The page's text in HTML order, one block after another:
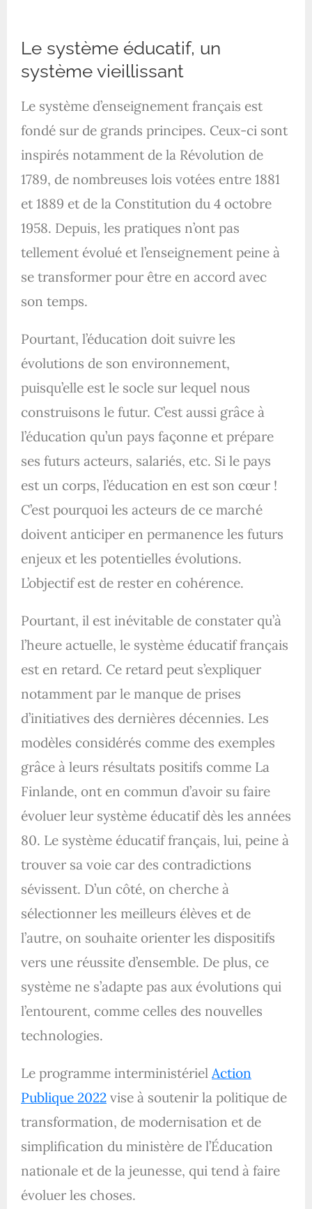
Le système éducatif, un
système vieillissant
Le système d’enseignement français est
fondé sur de grands principes. Ceux-ci sont
inspirés notamment de la Révolution de
1789, de nombreuses lois votées entre 1881
et 1889 et de la Constitution du 4 octobre
1958. Depuis, les pratiques n’ont pas
tellement évolué et l’enseignement peine à
se transformer pour être en accord avec
son temps.
Pourtant, l’éducation doit suivre les
évolutions de son environnement,
puisqu’elle est le socle sur lequel nous
construisons le futur. C’est aussi grâce à
l’éducation qu’un pays façonne et prépare
ses futurs acteurs, salariés, etc. Si le pays
est un corps, l’éducation en est son cœur !
C’est pourquoi les acteurs de ce marché
doivent anticiper en permanence les futurs
enjeux et les potentielles évolutions.
L’objectif est de rester en cohérence.
Pourtant, il est inévitable de constater qu’à
l’heure actuelle, le système éducatif français
est en retard. Ce retard peut s’expliquer
notamment par le manque de prises
d’initiatives des dernières décennies. Les
modèles considérés comme des exemples
grâce à leurs résultats positifs comme La
Finlande, ont en commun d’avoir su faire
évoluer leur système éducatif dès les années
80. Le système éducatif français, lui, peine à
trouver sa voie car des contradictions
sévissent. D’un côté, on cherche à
sélectionner les meilleurs élèves et de
l’autre, on souhaite orienter les dispositifs
vers une réussite d’ensemble. De plus, ce
système ne s’adapte pas aux évolutions qui
l’entourent, comme celles des nouvelles
technologies.
Le programme interministériel Action
Publique 2022 vise à soutenir la politique de
transformation, de modernisation et de
simplification du ministère de l’Éducation
nationale et de la jeunesse, qui tend à faire
évoluer les choses.